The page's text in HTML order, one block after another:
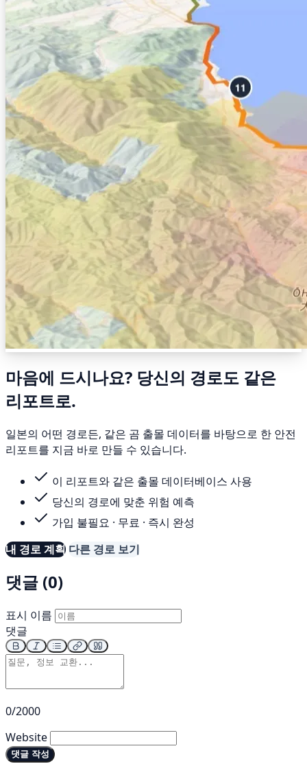
마음에 드시나요? 당신의 경로도 같은
리포트로.
일본의 어떤 경로든, 같은 곰 출몰 데이터를 바탕으로 한 안전
리포트를 지금 바로 만들 수 있습니다.
이 리포트와 같은 출몰 데이터베이스 사용
당신의 경로에 맞춘 위험 예측
가입 불필요 · 무료 · 즉시 완성
내 경로 계획 다른 경로 보기
댓글 (0)
표시 이름
댓글
0/2000
Website
댓글 작성